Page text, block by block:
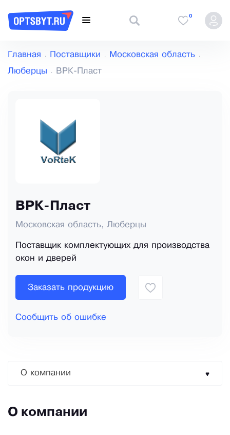
0
Главная Поставщики Московская область
Люберцы ВРК-Пласт
ВРК-Пласт
Московская область, Люберцы
Поставщик комплектующих для производства
окон и дверей
Заказать продукцию
Сообщить об ошибке
О компании
О компании